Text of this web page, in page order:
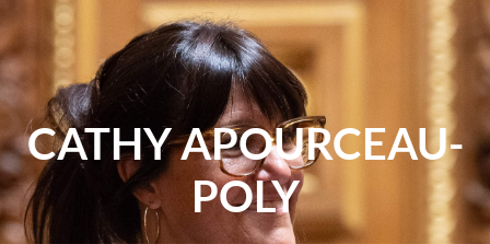
CATHY APOURCEAU-
POLY